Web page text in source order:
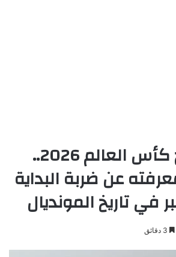
موعد افتتاح كأس العالم 2026..
عن ضربة البداية
في تاريخ المونديال